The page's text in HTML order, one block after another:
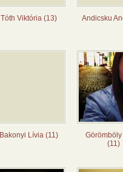
Tóth Viktória (13) Andicsku
Bakonyi Lívia (11)
(11)